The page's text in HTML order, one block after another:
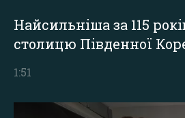
Найсильніша за 115
столицю Південної
1:51